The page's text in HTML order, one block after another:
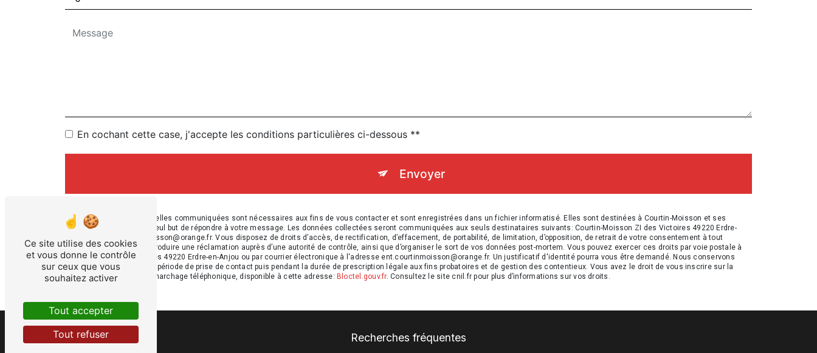
En cochant cette case, j'accepte les conditions particulières ci-dessous **
Envoyer
** Les données personnelles communiquées sont nécessaires aux fins de vous contacter et sont enregistrées dans un fichier informatisé. Elles sont destinées à Courtin-Moisson et ses
sous-traitants dans le seul but de répondre à votre message. Les données collectées seront communiquées aux seuls destinataires suivants: Courtin-Moisson ZI des Victoires 49220 Erdre-
en-Anjou ent.courtinmoisson@orange.fr. Vous disposez de droits d’accès, de rectification, d’effacement, de portabilité, de limitation, d’opposition, de retrait de votre consentement à tout
moment et du droit d’introduire une réclamation auprès d’une autorité de contrôle, ainsi que d’organiser le sort de vos données post-mortem. Vous pouvez exercer ces droits par voie postale à
l'adresse ZI des Victoires 49220 Erdre-en-Anjou ou par courrier électronique à l'adresse ent.courtinmoisson@orange.fr. Un justificatif d'identité pourra vous être demandé. Nous conservons
vos données pendant la période de prise de contact puis pendant la durée de prescription légale aux fins probatoires et de gestion des contentieux. Vous avez le droit de vous inscrire sur la
liste d'opposition au démarchage téléphonique, disponible à cette adresse: Bloctel.gouv.fr. Consultez le site cnil.fr pour plus d’informations sur vos droits.
Recherches fréquentes
Ce site utilise des cookies
et vous donne le contrôle
sur ceux que vous
souhaitez activer
Tout accepter
Tout refuser